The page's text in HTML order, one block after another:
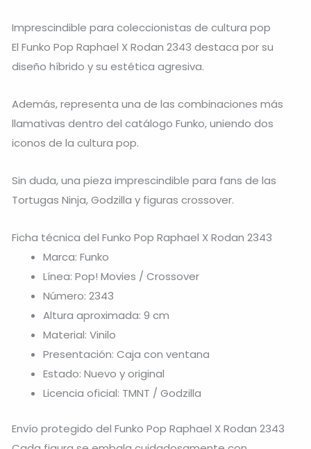
Imprescindible para coleccionistas de cultura pop
El Funko Pop Raphael X Rodan 2343 destaca por su
diseño híbrido y su estética agresiva.
Además, representa una de las combinaciones más
llamativas dentro del catálogo Funko, uniendo dos
iconos de la cultura pop.
Sin duda, una pieza imprescindible para fans de las
Tortugas Ninja, Godzilla y figuras crossover.
Ficha técnica del Funko Pop Raphael X Rodan 2343
Marca: Funko
Línea: Pop! Movies / Crossover
Número: 2343
Altura aproximada: 9 cm
Material: Vinilo
Presentación: Caja con ventana
Estado: Nuevo y original
Licencia oficial: TMNT / Godzilla
Envío protegido del Funko Pop Raphael X Rodan 2343